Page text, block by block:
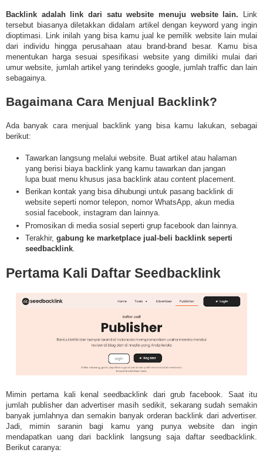
Backlink adalah link dari satu website menuju website lain. Link
tersebut biasanya diletakkan didalam artikel dengan keyword yang ingin
dioptimasi. Link inilah yang bisa kamu jual ke pemilik website lain mulai
dari individu hingga perusahaan atau brand-brand besar. Kamu bisa
menentukan harga sesuai spesifikasi website yang dimiliki mulai dari
umur website, jumlah artikel yang terindeks google, jumlah traffic dan lain
sebagainya.
Bagaimana Cara Menjual Backlink?
Ada banyak cara menjual backlink yang bisa kamu lakukan, sebagai
berikut:
Tawarkan langsung melalui website. Buat artikel atau halaman
yang berisi biaya backlink yang kamu tawarkan dan jangan
lupa buat menu khusus jasa backlink atau content placement.
Berikan kontak yang bisa dihubungi untuk pasang backlink di
website seperti nomor telepon, nomor WhatsApp, akun media
sosial facebook, instagram dan lainnya.
Promosikan di media sosial seperti grup facebook dan lainnya.
Terakhir, gabung ke marketplace jual-beli backlink seperti
seedbacklink.
Pertama Kali Daftar Seedbacklink
Mimin pertama kali kenal seedbacklink dari grub facebook. Saat itu
jumlah publisher dan advertiser masih sedikit, sekarang sudah semakin
banyak jumlahnya dan semakin banyak orderan backlink dari advertiser.
Jadi, mimin saranin bagi kamu yang punya website dan ingin
mendapatkan uang dari backlink langsung saja daftar seedbacklink.
Berikut caranya: